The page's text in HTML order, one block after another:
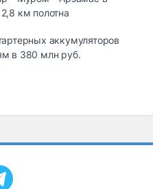
км полотна
аккумуляторов
в 380 млн руб.